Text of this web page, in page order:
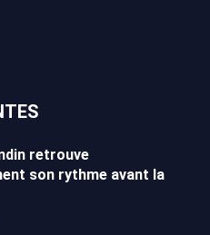
retrouve
son rythme avant la